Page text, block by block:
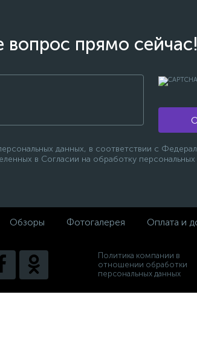
вопрос прямо сейчас!
данных, в соответствии с
в Согласии на обработку персональных
Обзоры Фотогалерея Оплата и
Политика компании в
отношении обработки
персональных данных